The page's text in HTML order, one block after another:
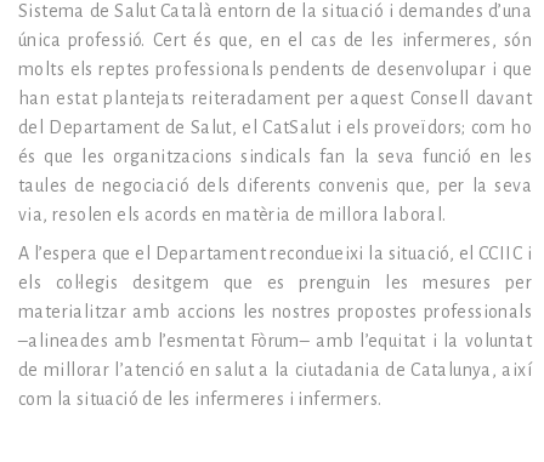
Sistema de Salut Català entorn de la situació i demandes d’una
única professió. Cert és que, en el cas de les infermeres, són
molts els reptes professionals pendents de desenvolupar i que
han estat plantejats reiteradament per aquest Consell davant
del Departament de Salut, el CatSalut i els proveïdors; com ho
és que les organitzacions sindicals fan la seva funció en les
taules de negociació dels diferents convenis que, per la seva
via, resolen els acords en matèria de millora laboral.
A l’espera que el Departament recondueixi la situació, el CCIIC i
els col·legis desitgem que es prenguin les mesures per
materialitzar amb accions les nostres propostes professionals
–alineades amb l’esmentat Fòrum– amb l’equitat i la voluntat
de millorar l’atenció en salut a la ciutadania de Catalunya, així
com la situació de les infermeres i infermers.